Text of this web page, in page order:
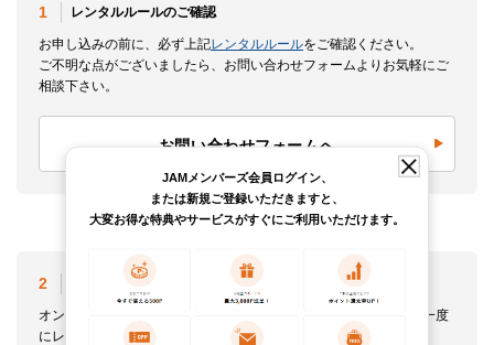
1 レンタルルールのご確認
お申し込みの前に、必ず上記レンタルルールをご確認ください。
ご不明な点がございましたら、お問い合わせフォームよりお気軽にご
相談下さい。
お問い合わせフォームへ
2 レンタル希望の商品を選ぶ
オンラインショップに掲載されている商品からお選びください。一度
にレンタルできる商品は10点までとなります。
JAMメンバーズ会員ログイン、
または新規ご登録いただきますと、
大変お得な特典やサービスがすぐにご利用いただけます。